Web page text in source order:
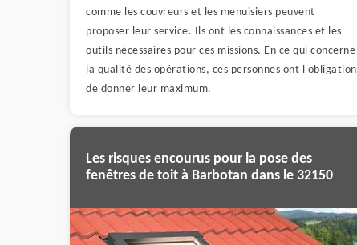
comme les couvreurs et les menuisiers peuvent
proposer leur service. Ils ont les connaissances et les
outils nécessaires pour ces missions. En ce qui concerne
la qualité des opérations, ces personnes ont l'obligation
de donner leur maximum.
Les risques encourus pour la pose des
fenêtres de toit à Barbotan dans le 32150